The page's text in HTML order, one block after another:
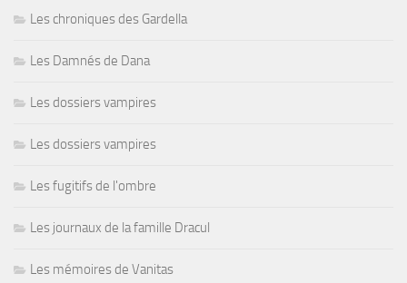
Les chroniques des Gardella
Les Damnés de Dana
Les dossiers vampires
Les dossiers vampires
Les fugitifs de l'ombre
Les journaux de la famille Dracul
Les mémoires de Vanitas